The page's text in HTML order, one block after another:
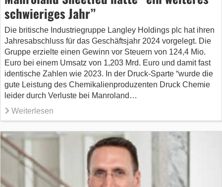
schwieriges Jahr”
Die britische Industriegruppe Langley Holdings plc hat ihren
Jahresabschluss für das Geschäftsjahr 2024 vorgelegt. Die
Gruppe erzielte einen Gewinn vor Steuern von 124,4 Mio.
Euro bei einem Umsatz von 1,203 Mrd. Euro und damit fast
identische Zahlen wie 2023. In der Druck-Sparte “wurde die
gute Leistung des Chemikalienproduzenten Druck Chemie
leider durch Verluste bei Manroland…
Weiterlesen